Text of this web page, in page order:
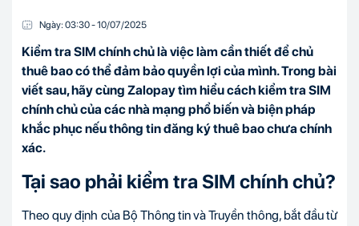
Ngày: 03:30-10/07/2025
Kiểm tra SIM chính chủ là việc làm cần thiết để chủ
thuê bao có thể đảm bảo quyền lợi của mình. Trong bài
viết sau, hãy cùng Zalopay tìm hiểu cách kiểm tra SIM
chính chủ của các nhà mạng phổ biến và biện pháp
khắc phục nếu thông tin đăng ký thuê bao chưa chính
xác.
Tại sao phải kiểm tra SIM chính chủ?
Theo quy định của Bộ Thông tin và Truyền thông, bắt đầu từ